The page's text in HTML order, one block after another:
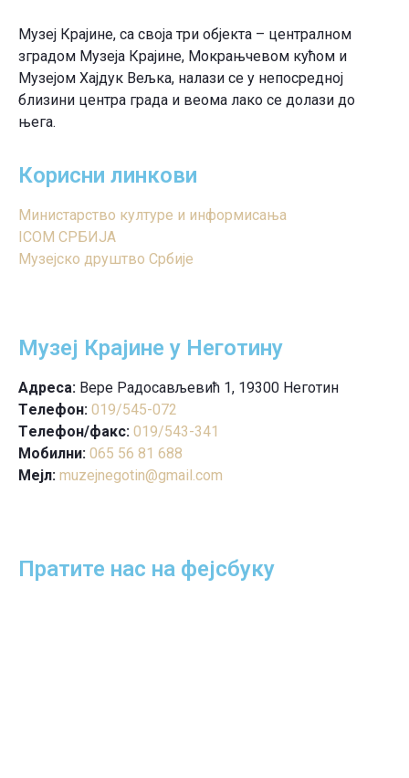
Музеј Крајине, са своја три објекта – централном
зградом Музеја Крајине, Мокрањчевом кућом и
Музејом Хајдук Вељка, налази се у непосредној
близини центра града и веома лако се долази до
њега.
Корисни линкови
Министарство културе и информисања
ICOM СРБИЈА
Музејско друштво Србије
Музеј Крајине у Неготину
Aдреса: Вере Радосављевић 1, 19300 Неготин
Tелефон: 019/545-072
Tелефон/факс: 019/543-341
Mобилни: 065 56 81 688
Mејл: muzejnegotin@gmail.com
Пратите нас на фејсбуку